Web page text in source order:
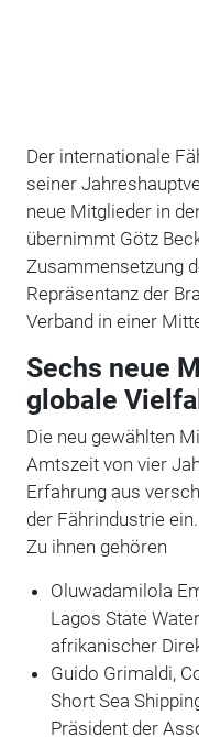
Der internationale
seiner
neue Mitglieder in
übernimmt Götz
Zusammensetzung
Repräsentanz der
Verband in einer
Sechs neue
globale
Die neu gewählten
Amtszeit von vier
Erfahrung aus
der Fährindustrie ein.
Zu ihnen gehören
Oluwadamilola
Lagos State
afrikanischer
Guido Grimaldi,
Short Sea
Präsident der